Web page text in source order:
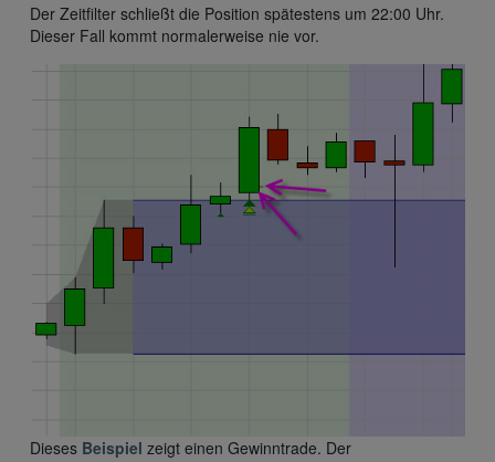
Der Zeitfilter schließt die Position spätestens um 22:00 Uhr.
Dieser Fall kommt normalerweise nie vor.
Dieses Beispiel zeigt einen Gewinntrade. Der